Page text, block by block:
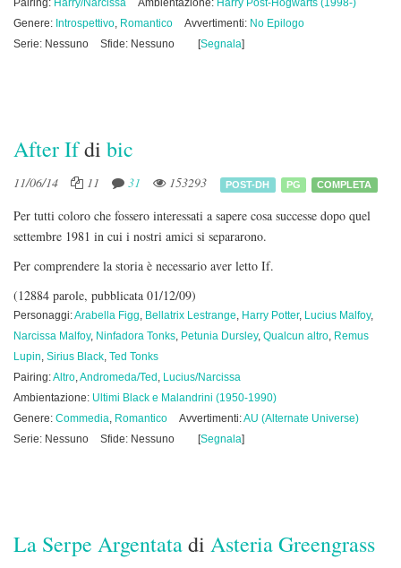
Pairing: Harry/Narcissa Ambientazione: Harry Post-Hogwarts (1998-)
Genere: Introspettivo, Romantico Avvertimenti: No Epilogo
Serie: Nessuno
Sfide: Nessuno [Segnala]
After Ifdi bic
11/06/14 11 31 153293 POST-DH PG COMPLETA
Per tutti coloro che fossero interessati a sapere cosa successe dopo quel
settembre 1981 in cui i nostri amici si separarono.
Per comprendere la storia è necessario aver letto If.
(12884 parole, pubblicata 01/12/09)
Personaggi:Arabella Figg, Bellatrix Lestrange, Harry Potter, Lucius Malfoy,
Narcissa Malfoy, Ninfadora Tonks, Petunia Dursley, Qualcun altro, Remus
Lupin, Sirius Black, Ted Tonks
Pairing:Altro,Andromeda/Ted , Lucius/Narcissa
Ambientazione: Ultimi Black e Malandrini (1950-1990)
Genere: Commedia, Romantico Avvertimenti:AU (Alternate Universe)
Serie: Nessuno
Sfide: Nessuno [Segnala]
La Serpe Argentatadi Asteria Greengrass